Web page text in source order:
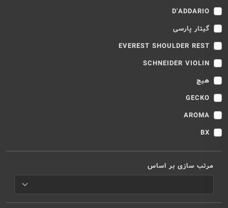
D'ADDARIO
گیتار پارسی
EVEREST SHOULDER REST
SCHNEIDER VIOLIN
هیچ
GECKO
AROMA
BX
مرتب سازی بر اساس